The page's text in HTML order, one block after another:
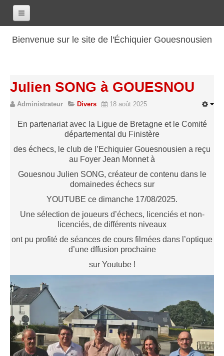
Bienvenue sur le site de l'Échiquier Gouesnousien
Les renseignements
Les coordonnées
Les horaires
Les licenciés
Saison 2017-2018
Saison 2016-2017
Saison 2015-2016
Saison 2012-2013
Saison 2011-2012
Saison 2010-2011
Saison 2009-2010
Saison 2008-2009
Julien SONG à GOUESNOU
Administrateur Divers 18 août 2025
En partenariat avec la Ligue de Bretagne et le Comité
départemental du Finistère
des échecs, le club de l’Echiquier Gouesnousien a reçu
au Foyer Jean Monnet à
Gouesnou Julien SONG, créateur de contenu dans le
domainedes échecs sur
YOUTUBE ce dimanche 17/08/2025.
Une sélection de joueurs d’échecs, licenciés et non-
licenciés, de différents niveaux
ont pu profité de séances de cours filmées dans l’optique
d’une dffusion prochaine
sur Youtube !